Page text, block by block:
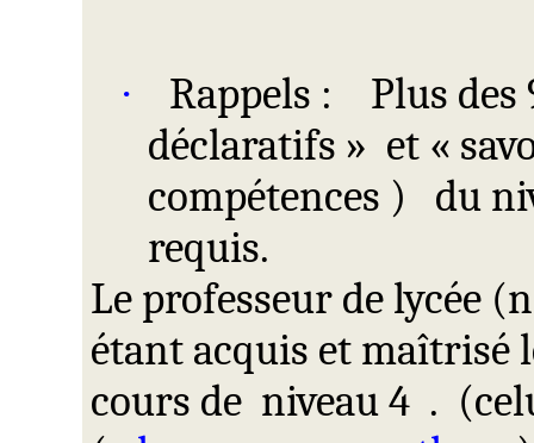
· Rappels :
Plus des
déclaratifs » et «
compétences )
du
requis.
Le professeur de lycée
étant acquis et maîtrisé
cours de niveau4 . (